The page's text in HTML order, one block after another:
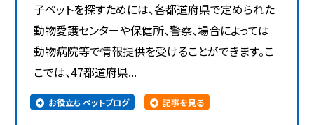
子ペットを探すためには、各都道府県で定められた
動物愛護センターや保健所、警察、場合によっては
動物病院等で情報提供を受けることができます。こ
こでは、47都道府県...
お役立ち ペットブログ 記事を見る